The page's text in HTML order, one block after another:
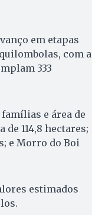
em etapas
com a
333
e área de
114,8 hectares;
e Morro do Boi
estimados